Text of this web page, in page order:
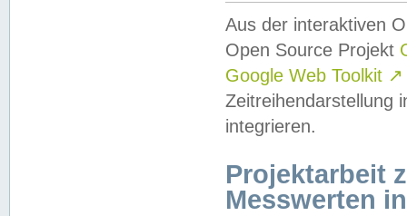
Aus der interaktiven
Open Source Projekt
Google Web Toolkit ↗
Zeitreihendarstellung
integrieren.
Projektarbeit
Messwerten